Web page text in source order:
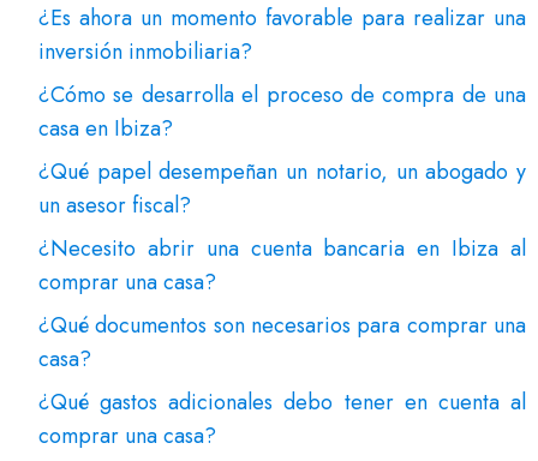
¿Es ahora un momento favorable para realizar una
inversión inmobiliaria?
¿Cómo se desarrolla el proceso de compra de una
casa en Ibiza?
¿Qué papel desempeñan un notario, un abogado y
un asesor fiscal?
¿Necesito abrir una cuenta bancaria en Ibiza al
comprar una casa?
¿Qué documentos son necesarios para comprar una
casa?
¿Qué gastos adicionales debo tener en cuenta al
comprar una casa?